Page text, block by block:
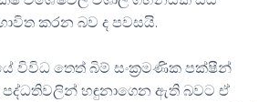
කරන බව ද පවසයි.
විවිධ තෙත් බිම් සංක්‍රමණික පක්ෂීන්
පද්ධතිවලින් හඳුනාගෙන ඇති බවට ඒ